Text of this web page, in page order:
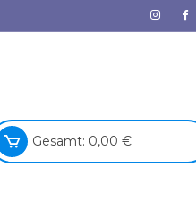
Gesamt: 0,00 €